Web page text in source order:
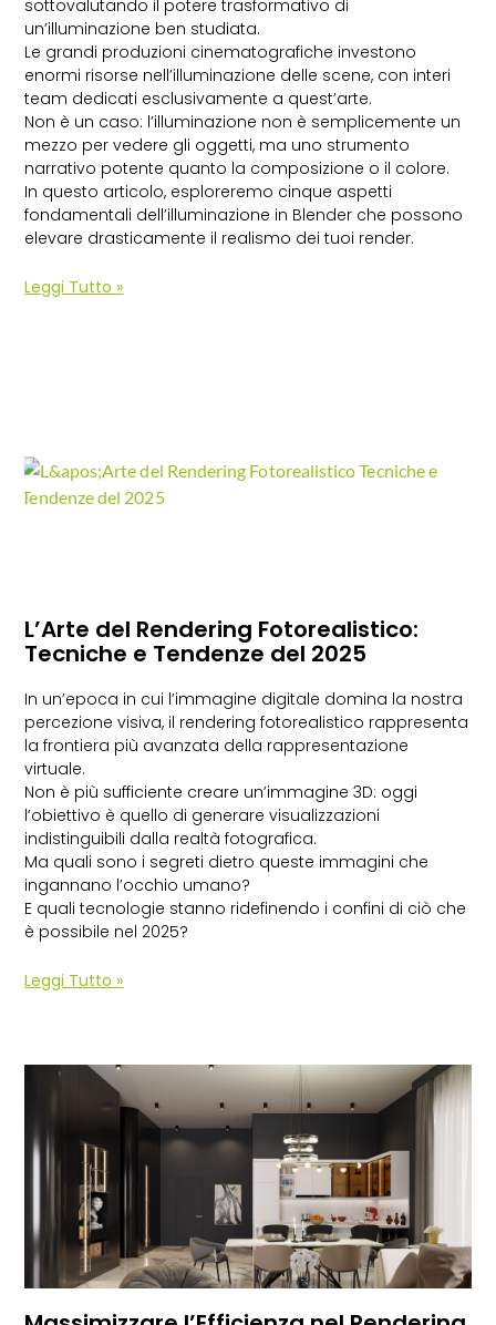
sottovalutando il potere trasformativo di
un’illuminazione ben studiata.
Le grandi produzioni cinematografiche investono
enormi risorse nell’illuminazione delle scene, con interi
team dedicati esclusivamente a quest’arte.
Non è un caso: l’illuminazione non è semplicemente un
mezzo per vedere gli oggetti, ma uno strumento
narrativo potente quanto la composizione o il colore.
In questo articolo, esploreremo cinque aspetti
fondamentali dell’illuminazione in Blender che possono
elevare drasticamente il realismo dei tuoi render.
Leggi Tutto »
L’Arte del Rendering Fotorealistico:
Tecniche e Tendenze del 2025
In un’epoca in cui l’immagine digitale domina la nostra
percezione visiva, il rendering fotorealistico rappresenta
la frontiera più avanzata della rappresentazione
virtuale.
Non è più sufficiente creare un’immagine 3D: oggi
l’obiettivo è quello di generare visualizzazioni
indistinguibili dalla realtà fotografica.
Ma quali sono i segreti dietro queste immagini che
ingannano l’occhio umano?
E quali tecnologie stanno ridefinendo i confini di ciò che
è possibile nel 2025?
Leggi Tutto »